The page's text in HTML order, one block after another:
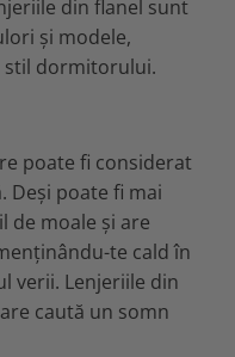
din flanel sunt
și modele,
stil dormitorului.
poate fi considerat
Deși poate fi mai
de moale și are
te cald în
verii. Lenjeriile din
caută un somn